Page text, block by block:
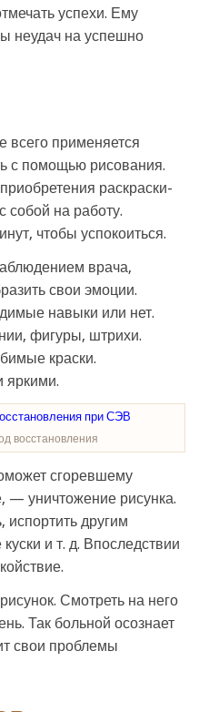
успехи. Ему
неудач на успешно
всего применяется
с помощью рисования.
раскраски-
собой на работу.
чтобы успокоиться.
врача,
свои эмоции.
навыки или нет.
фигуры, штрихи.
краски.
яркими.
восстановления
сгоревшему
— уничтожение рисунка.
испортить другим
и т. д. Впоследствии
Смотреть на него
Так больной осознает
свои проблемы